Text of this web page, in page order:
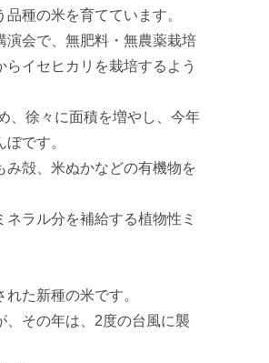
種の米を育てています。
演会で、無肥料・無農薬栽培
イセヒカリを栽培するよう
、徐々に面積を増やし、今年
ぼです。
み殻、米ぬかなどの有機物を
ラル分を補給する植物性ミ
た新種の米です。
、その年は、2度の台風に襲